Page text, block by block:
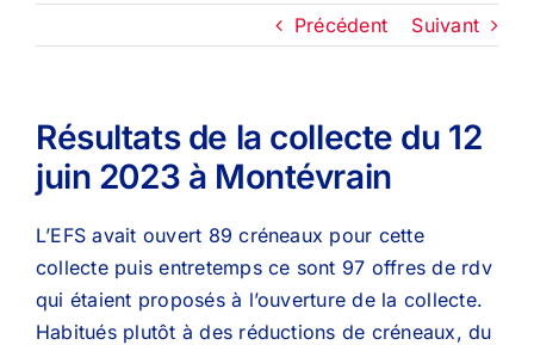
Précédent Suivant
Résultats de la collecte du 12
juin 2023 à Montévrain
L’EFS avait ouvert 89 créneaux pour cette
collecte puis entretemps ce sont 97 offres de rdv
qui étaient proposés à l’ouverture de la collecte.
Habitués plutôt à des réductions de créneaux, du